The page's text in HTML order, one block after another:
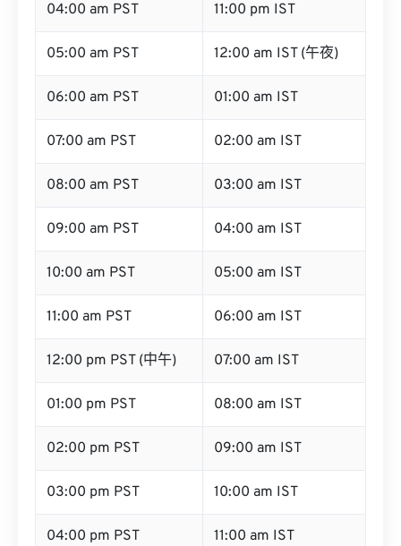
04:00 am PST 11:00 pm IST
05:00 am PST 12:00 am IST (午夜)
06:00 am PST 01:00 am IST
07:00 am PST 02:00 am IST
08:00 am PST 03:00 am IST
09:00 am PST 04:00 am IST
10:00 am PST 05:00 am IST
11:00 am PST 06:00 am IST
12:00 pm PST (中午) 07:00 am IST
01:00 pm PST 08:00 am IST
02:00 pm PST 09:00 am IST
03:00 pm PST 10:00 am IST
04:00 pm PST 11:00 am IST